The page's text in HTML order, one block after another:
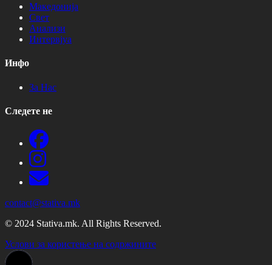
Македонија
Свет
Анализи
Интервјуа
Инфо
За Нас
Следете не
contact@stativa.mk
© 2024 Stativa.mk. All Rights Reserved.
Услови за користење на содржините